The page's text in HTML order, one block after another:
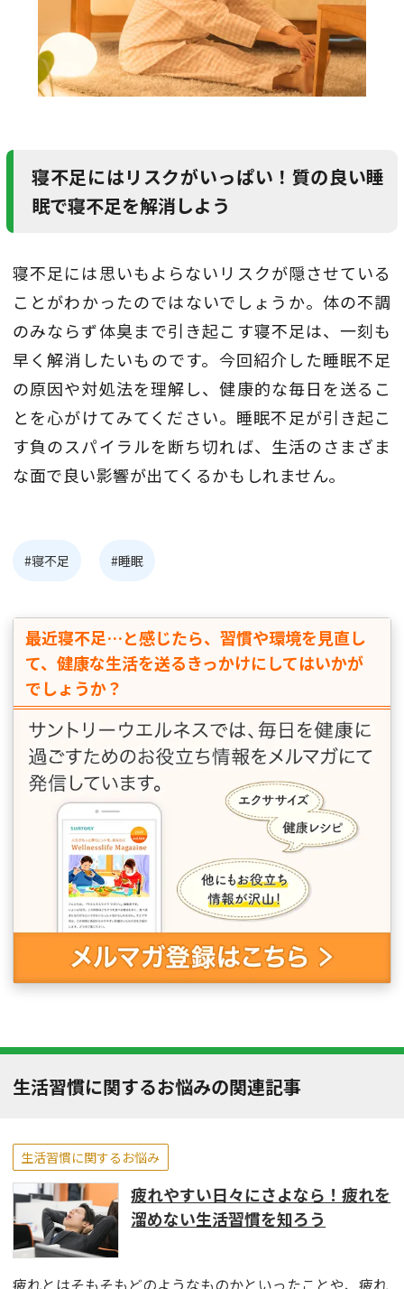
寝不足にはリスクがいっぱい！質の良い睡
眠で寝不足を解消しよう
寝不足には思いもよらないリスクが隠させている
ことがわかったのではないでしょうか。体の不調
のみならず体臭まで引き起こす寝不足は、一刻も
早く解消したいものです。今回紹介した睡眠不足
の原因や対処法を理解し、健康的な毎日を送るこ
とを心がけてみてください。睡眠不足が引き起こ
す負のスパイラルを断ち切れば、生活のさまざま
な面で良い影響が出てくるかもしれません。
#寝不足 #睡眠
最近寝不足…と感じたら、習慣や環境を見直し
て、健康な生活を送るきっかけにしてはいかが
でしょうか？
生活習慣に関するお悩みの関連記事
生活習慣に関するお悩み
疲れやすい日々にさよなら！疲れを
溜めない生活習慣を知ろう
疲れとはそもそもどのようなものかといったことや、疲れ